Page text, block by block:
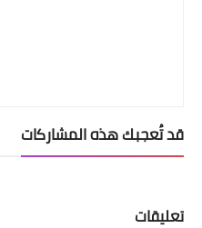
قد تُعجبك هذه المشاركات
تعليقات